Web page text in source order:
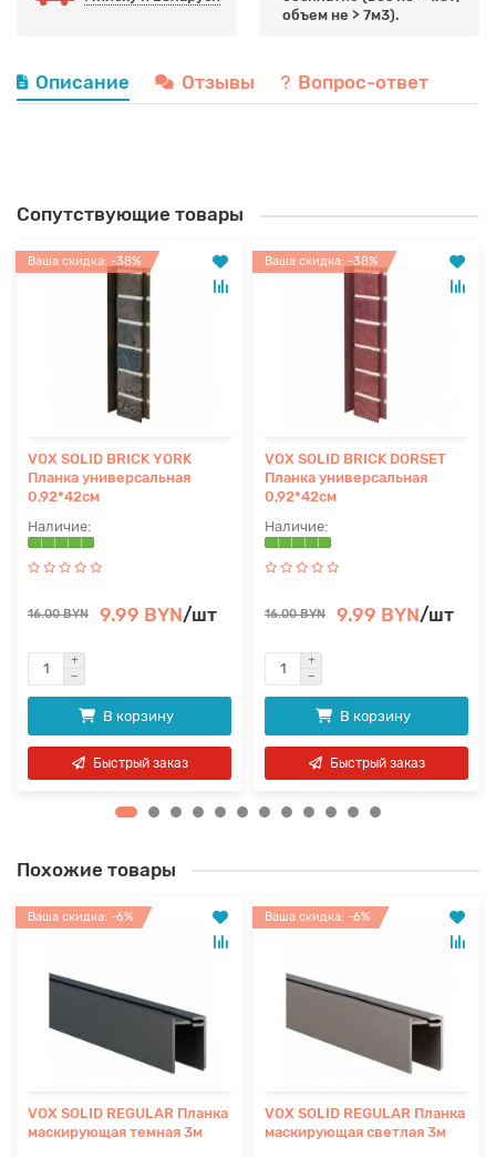
объем не > 7м3).
Описание Отзывы Вопрос-ответ
Сопутствующие товары
Ваша скидка: -38%
VOX SOLID BRICK YORK
Планка универсальная
0,92*42см
16.00 BYN 9.99 BYN/шт
В корзину
Быстрый заказ
Ваша скидка: -38%
VOX SOLID BRICK DORSET
Планка универсальная
0,92*42см
16.00 BYN 9.99 BYN/шт
В корзину
Быстрый заказ
Похожие товары
Ваша скидка: -6%
VOX SOLID REGULAR Планка
маскирующая темная 3м
Ваша скидка: -6%
VOX SOLID REGULAR Планка
маскирующая светлая 3м